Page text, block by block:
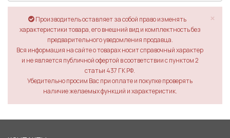
×
Производитель оставляет за собой право изменять
характеристики товара, его внешний вид и комплектность без
предварительного уведомления продавца.
Вся информация на сайте о товарах носит справочный характер
и не является публичной офертой в соответствии с пунктом 2
статьи 437 ГК РФ.
Убедительно просим Вас при оплате и покупке проверять
наличие желаемых функций и характеристик.